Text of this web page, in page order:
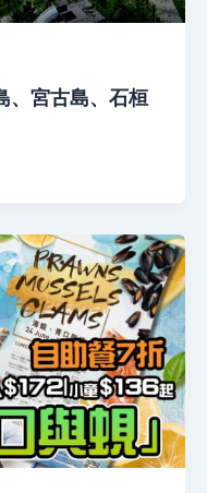
、宮古島、石桓